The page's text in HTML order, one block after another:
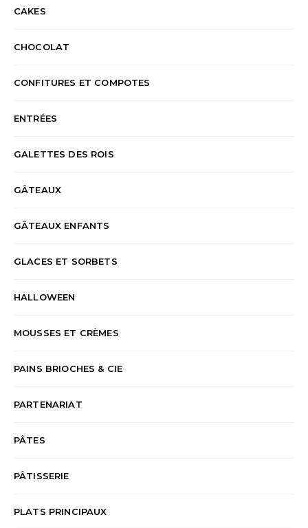
CAKES
CHOCOLAT
CONFITURES ET COMPOTES
ENTRÉES
GALETTES DES ROIS
GÂTEAUX
GÂTEAUX ENFANTS
GLACES ET SORBETS
HALLOWEEN
MOUSSES ET CRÈMES
PAINS BRIOCHES & CIE
PARTENARIAT
PÂTES
PÂTISSERIE
PLATS PRINCIPAUX